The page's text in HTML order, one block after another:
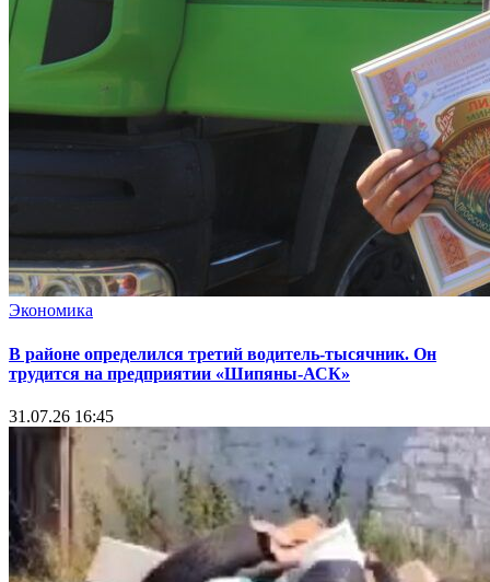
Экономика
В районе определился третий водитель-тысячник. Он
трудится на предприятии «Шипяны-АСК»
31.07.26 16:45